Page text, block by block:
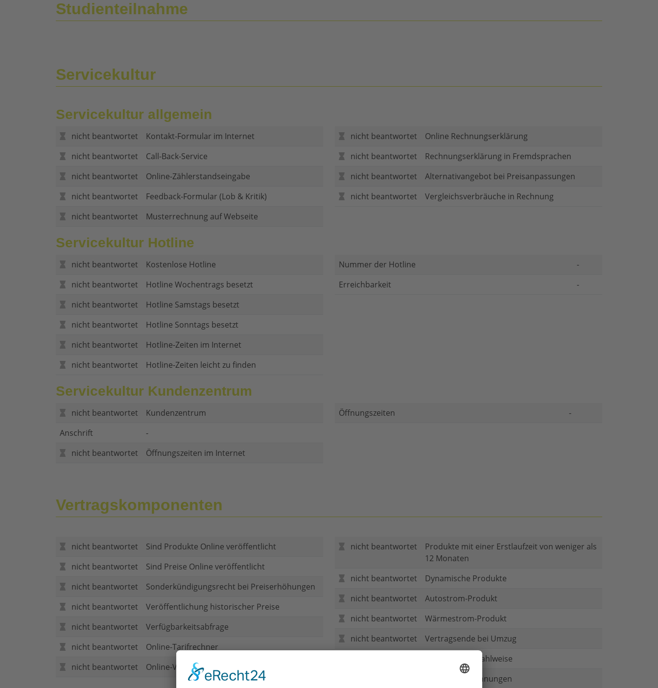
Studienteilnahme
Servicekultur
Servicekultur allgemein
nicht beantwortet
Kontakt-Formular im Internet
nicht beantwortet
Call-Back-Service
nicht beantwortet
Online-Zählerstandseingabe
nicht beantwortet
Feedback-Formular (Lob & Kritik)
nicht beantwortet
Musterrechnung auf Webseite
nicht beantwortet
Online Rechnungserklärung
nicht beantwortet
Rechnungserklärung in Fremdsprachen
nicht beantwortet
Alternativangebot bei Preisanpassungen
nicht beantwortet
Vergleichsverbräuche in Rechnung
Servicekultur Hotline
nicht beantwortet
Kostenlose Hotline
nicht beantwortet
Hotline Wochentrags besetzt
nicht beantwortet
Hotline Samstags besetzt
nicht beantwortet
Hotline Sonntags besetzt
nicht beantwortet
Hotline-Zeiten im Internet
nicht beantwortet
Hotline-Zeiten leicht zu finden
Nummer der Hotline
-
Erreichbarkeit
-
Servicekultur Kundenzentrum
nicht beantwortet
Kundenzentrum
Anschrift
-
nicht beantwortet
Öffnungszeiten im Internet
Öffnungszeiten -
Vertragskomponenten
nicht beantwortet
Sind Produkte Online veröffentlicht
nicht beantwortet
Sind Preise Online veröffentlicht
nicht beantwortet
Sonderkündigungsrecht bei Preiserhöhungen
nicht beantwortet
Veröffentlichung historischer Preise
nicht beantwortet
Verfügbarkeitsabfrage
nicht beantwortet
Online-Tarifrechner
nicht beantwortet
Online-Vertragsabschluss
nicht beantwortet
Produkte mit einer Erstlaufzeit von weniger als
12 Monaten
nicht beantwortet
Dynamische Produkte
nicht beantwortet
Autostrom-Produkt
nicht beantwortet
Wärmestrom-Produkt
nicht beantwortet
Vertragsende bei Umzug
Mehr als eine Zahlweise
Gedruckte Rechnungen